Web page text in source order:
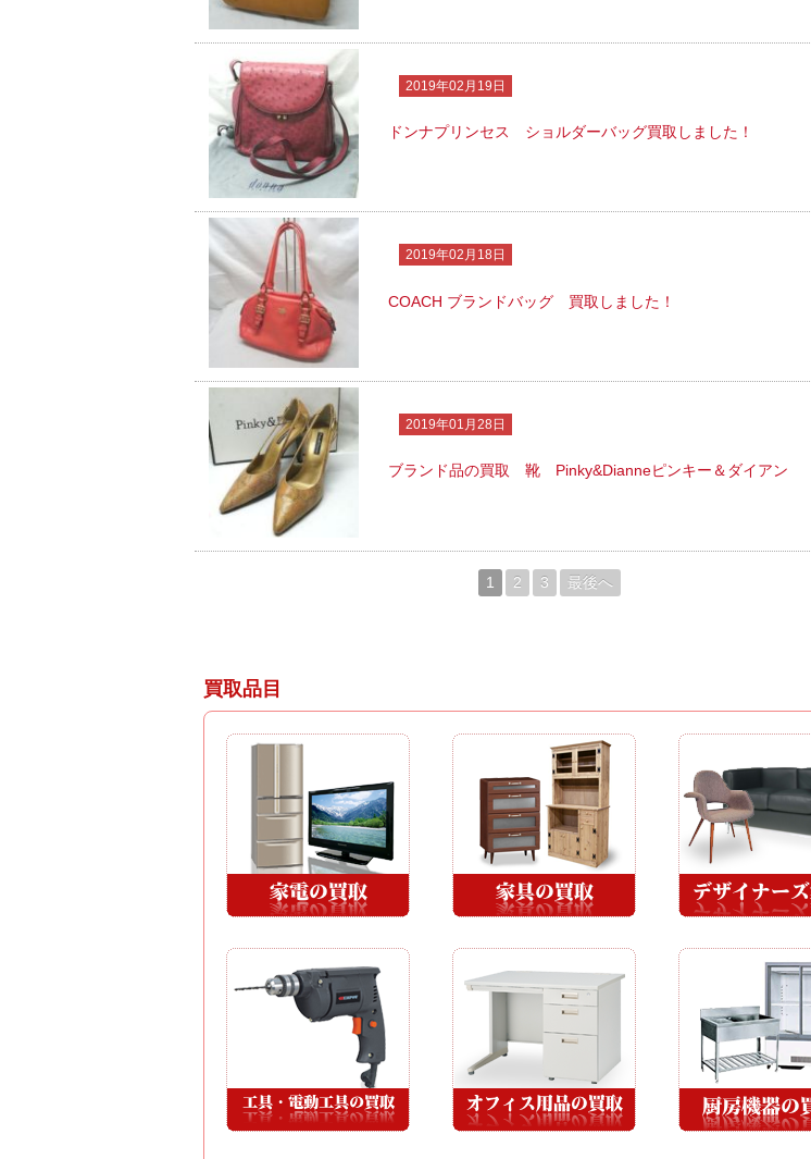
2019年02月19日
ドンナプリンセス ショルダーバッグ買取しました！
2019年02月18日
COACH ブランドバッグ 買取しました！
2019年01月28日
ブランド品の買取 靴 Pinky&Dianneピンキー＆ダイアン
1 2 3 最後へ
買取品目